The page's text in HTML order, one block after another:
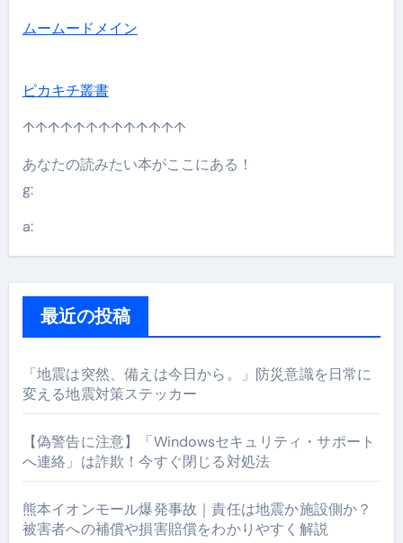
ムームードメイン
ピカキチ叢書
↑↑↑↑↑↑↑↑↑↑↑↑↑
あなたの読みたい本がここにある！
g:
a:
最近の投稿
「地震は突然、備えは今日から。」防災意識を日常に
変える地震対策ステッカー
【偽警告に注意】「Windowsセキュリティ・サポート
へ連絡」は詐欺！今すぐ閉じる対処法
熊本イオンモール爆発事故｜責任は地震か施設側か？
被害者への補償や損害賠償をわかりやすく解説